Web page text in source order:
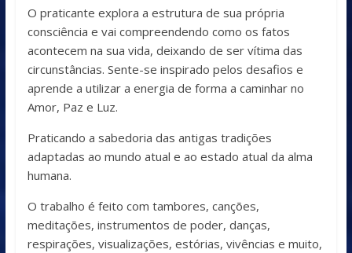
O praticante explora a estrutura de sua própria
consciência e vai compreendendo como os fatos
acontecem na sua vida, deixando de ser vítima das
circunstâncias. Sente-se inspirado pelos desafios e
aprende a utilizar a energia de forma a caminhar no
Amor, Paz e Luz.
Praticando a sabedoria das antigas tradições
adaptadas ao mundo atual e ao estado atual da alma
humana.
O trabalho é feito com tambores, canções,
meditações, instrumentos de poder, danças,
respirações, visualizações, estórias, vivências e muito,